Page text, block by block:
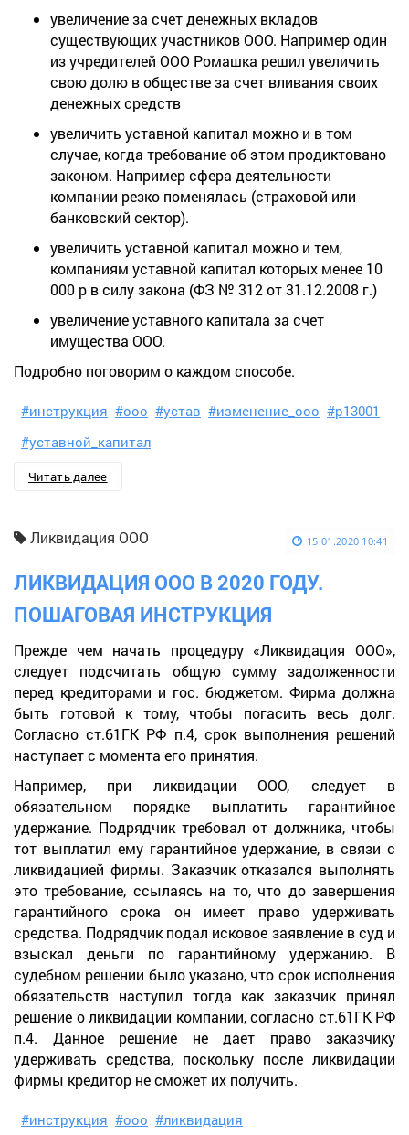
увеличение за счет денежных вкладов
существующих участников ООО. Например один
из учредителей ООО Ромашка решил увеличить
свою долю в обществе за счет вливания своих
денежных средств
увеличить уставной капитал можно и в том
случае, когда требование об этом продиктовано
законом. Например сфера деятельности
компании резко поменялась (страховой или
банковский сектор).
увеличить уставной капитал можно и тем,
компаниям уставной капитал которых менее 10
000 р в силу закона (ФЗ № 312 от 31.12.2008 г.)
увеличение уставного капитала за счет
имущества ООО.
Подробно поговорим о каждом способе.
#инструкция #ооо #устав #изменение_ооо #р13001
#уставной_капитал
Читать далее
Ликвидация ООО 15.01.2020 10:41
ЛИКВИДАЦИЯ ООО В 2020 ГОДУ.
ПОШАГОВАЯ ИНСТРУКЦИЯ
Прежде чем начать процедуру «Ликвидация ООО»,
следует подсчитать общую сумму задолженности
перед кредиторами и гос. бюджетом. Фирма должна
быть готовой к тому, чтобы погасить весь долг.
Согласно ст.61ГК РФ п.4, срок выполнения решений
наступает с момента его принятия.
Например, при ликвидации ООО, следует в
обязательном порядке выплатить гарантийное
удержание. Подрядчик требовал от должника, чтобы
тот выплатил ему гарантийное удержание, в связи с
ликвидацией фирмы. Заказчик отказался выполнять
это требование, ссылаясь на то, что до завершения
гарантийного срока он имеет право удерживать
средства. Подрядчик подал исковое заявление в суд и
взыскал деньги по гарантийному удержанию. В
судебном решении было указано, что срок исполнения
обязательств наступил тогда как заказчик принял
решение о ликвидации компании, согласно ст.61ГК РФ
п.4. Данное решение не дает право заказчику
удерживать средства, поскольку после ликвидации
фирмы кредитор не сможет их получить.
#инструкция #ооо #ликвидация